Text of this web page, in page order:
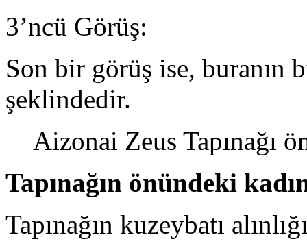
3’ncü Görüş:
Son bir görüş ise, buranın
şeklindedir.
Aizonai Zeus Tapınağı
Tapınağın önündeki
Tapınağın kuzeybatı